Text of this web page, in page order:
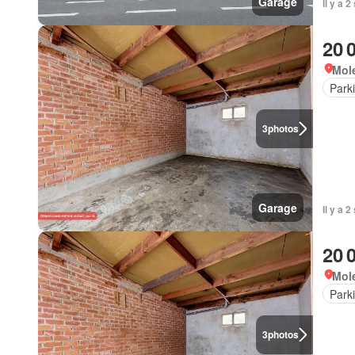
Il y a
3photos
Garage
20
Il y a
3photos
20